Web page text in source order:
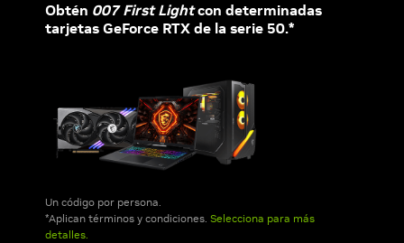
Obtén 007 First Lightcon determinadas
tarjetas GeForce RTX de la serie 50.*
Un código por persona.
*Aplican términos y condiciones. Selecciona para más
detalles.